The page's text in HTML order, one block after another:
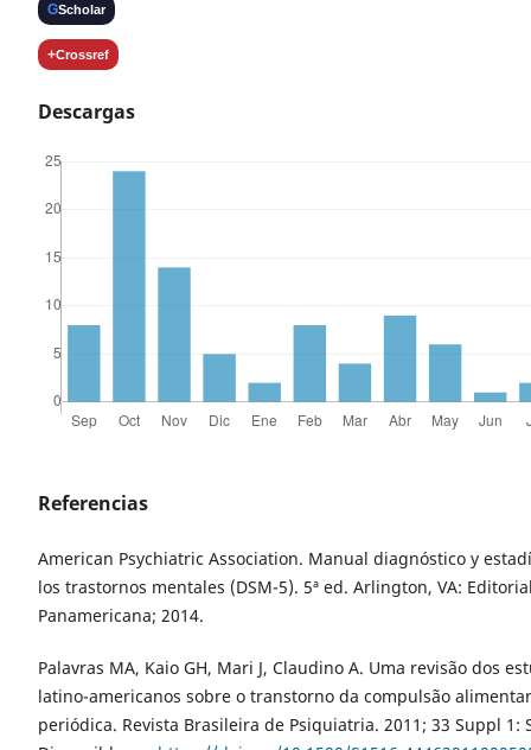
GScholar
+Crossref
Descargas
Referencias
American Psychiatric Association. Manual diagnóstico y
los trastornos mentales (DSM-5). 5ª ed. Arlington, VA:
Panamericana; 2014.
Palavras MA, Kaio GH, Mari J, Claudino A. Uma revisão dos
latino-americanos sobre o transtorno da compulsão alimentar
periódica. Revista Brasileira de Psiquiatria. 2011; 33 Suppl 1: